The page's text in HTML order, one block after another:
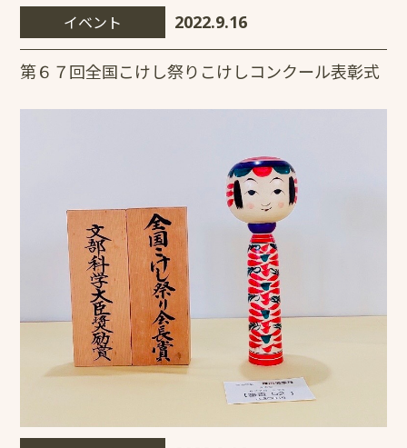
イベント 2022.9.16
第６７回全国こけし祭りこけしコンクール表彰式